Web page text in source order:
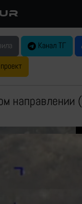
Канал ТГ
направлении